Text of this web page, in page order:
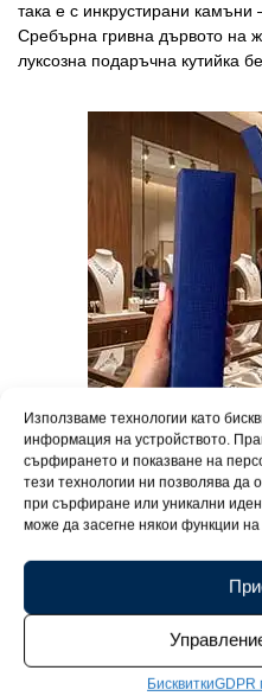
Използваме технологии като
информация на устройството.
сърфирането и показване на
тези технологии ни позволява да
при сърфиране или уникални
може да засегне някои функции на
БисквиткиGDPR
така е с инкрустирани камъни
Сребърна гривна дървото на
луксозна подаръчна кутийка
Превърнете всеки повод в
елегантна подаръчна
Свързани продукти